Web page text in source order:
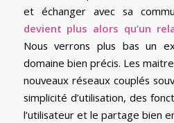
et échanger avec sa
devient plus alors qu’un
Nous verrons plus bas un
domaine bien précis. Les
nouveaux réseaux couplés
simplicité d’utilisation, des
l’utilisateur et le partage bien